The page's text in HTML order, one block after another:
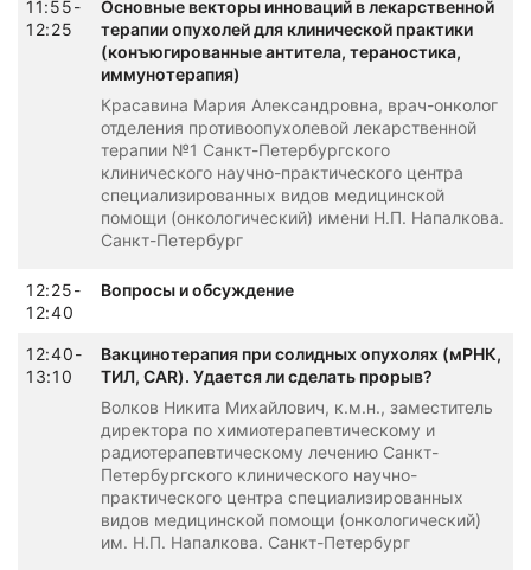
11:55-
12:25
Основные векторы инноваций в лекарственной
терапии опухолей для клинической практики
(конъюгированные антитела, тераностика,
иммунотерапия)
Красавина Мария Александровна, врач-онколог
отделения противоопухолевой лекарственной
терапии №1 Санкт-Петербургского
клинического научно-практического центра
специализированных видов медицинской
помощи (онкологический) имени Н.П. Напалкова.
Санкт-Петербург
12:25-
12:40
Вопросы и обсуждение
12:40-
13:10
Вакцинотерапия при солидных опухолях (мРНК,
ТИЛ, CAR). Удается ли сделать прорыв?
Волков Никита Михайлович, к.м.н., заместитель
директора по химиотерапевтическому и
радиотерапевтическому лечению Санкт-
Петербургского клинического научно-
практического центра специализированных
видов медицинской помощи (онкологический)
им. Н.П. Напалкова. Санкт-Петербург